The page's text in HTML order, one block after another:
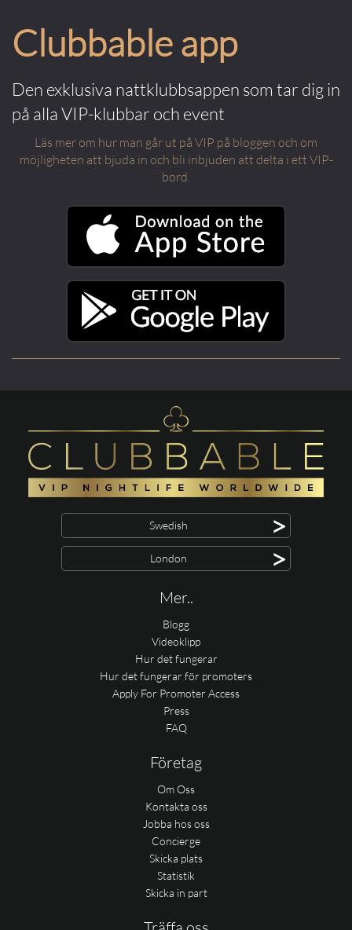
Clubbable app
Den exklusiva nattklubbsappen som tar dig in
på alla VIP-klubbar och event
Läs mer om hur man går ut på VIP på bloggen och om
möjligheten att bjuda in och bli inbjuden att delta i ett VIP-
bord.
Swedish >
London >
Mer..
Blogg
Videoklipp
Hur det fungerar
Hur det fungerar för promoters
Apply For Promoter Access
Press
FAQ
Företag
Om Oss
Kontakta oss
Jobba hos oss
Concierge
Skicka plats
Statistik
Skicka in part